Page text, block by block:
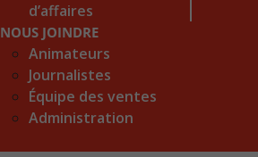
d’affaires
NOUS JOINDRE
Animateurs
Journalistes
Équipe des ventes
Administration